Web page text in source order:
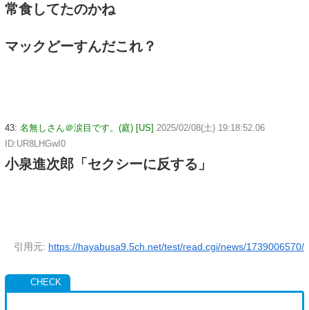
常食してたのかね
マックどーすんだこれ？
43: 名無しさん＠涙目です。(庭) [US] 2025/02/08(土) 19:18:52.06
ID:UR8LHGwI0
小泉進次郎「セクシーに反する」
引用元: https://hayabusa9.5ch.net/test/read.cgi/news/1739006570/